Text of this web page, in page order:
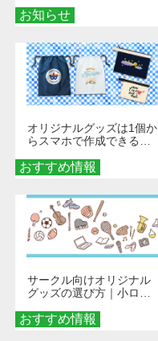
お知らせ
おすすめ情報
オリジナルグッズは1個か
らスマホで作成できる！
くなる巾着＆ポーチ活用
術
おすすめ情報
サークル向けオリジナル
グッズの選び方｜小ロッ
める秘訣